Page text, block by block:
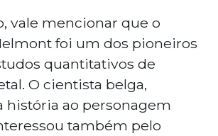
vale mencionar que o
foi um dos pioneiros
quantitativos de
O cientista belga,
história ao personagem
também pelo